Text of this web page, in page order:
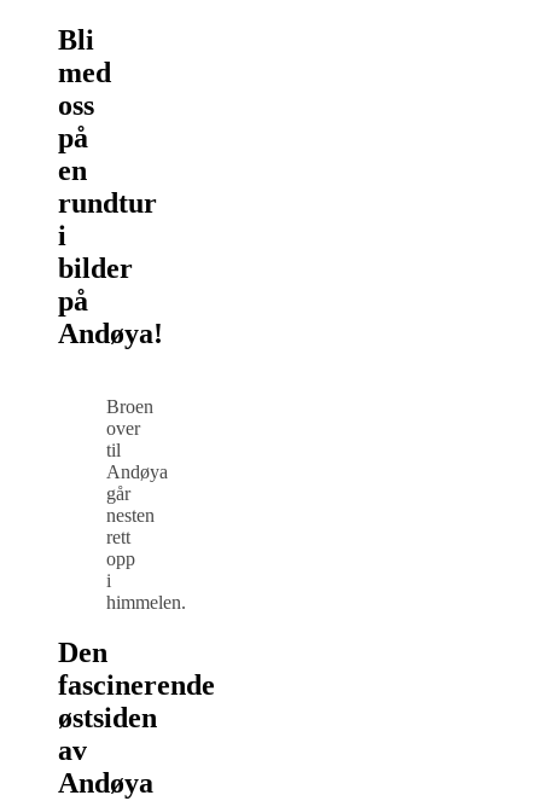
Bli
med
oss
på
en
rundtur
i
bilder
på
Andøya!
Broen
over
til
Andøya
går
nesten
rett
opp
i
himmelen.
Den
fascinerende
østsiden
av
Andøya